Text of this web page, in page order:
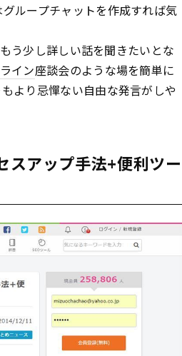
ループチャットを作成すれば気
う少し詳しい話を聞きたいとな
イン座談会のような場を簡単に
より忌憚ない自由な発言がしや
アップ手法+便利ツー